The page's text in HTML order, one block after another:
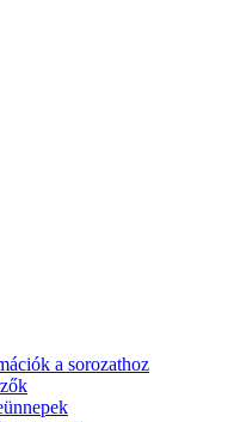
a sorozathoz